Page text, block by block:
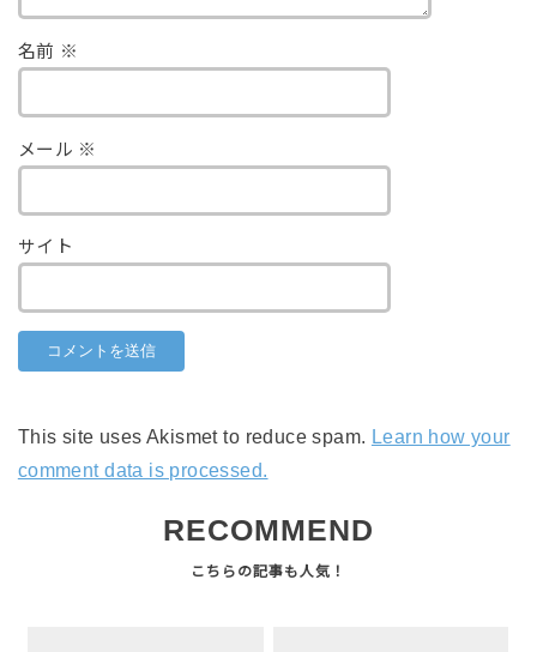
名前 ※
メール ※
サイト
This site uses Akismet to reduce spam. Learn how your
comment data is processed.
RECOMMEND